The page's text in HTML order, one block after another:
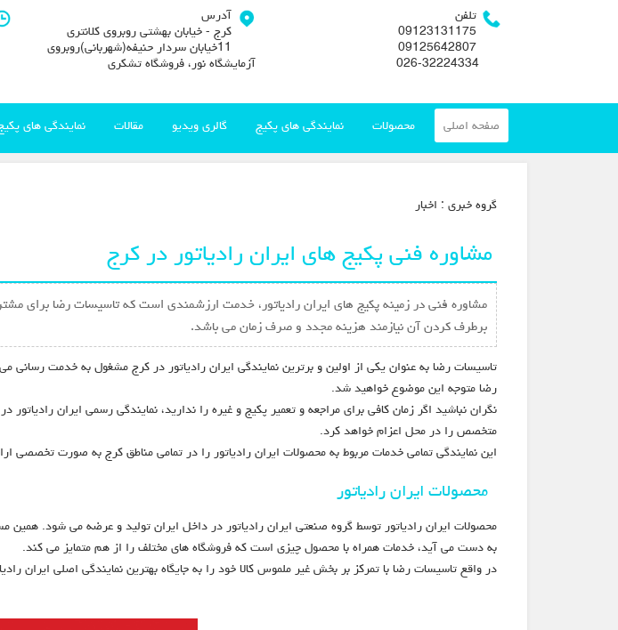
تلفن
09123131175
09125642807
آدرس
کرج - خیابان بهشتی روبروی کلانتری
11خیابان سردار حنیفه(شهربانی)روبروی
آزمایشگاه نور، فروشگاه تشکری
صفحه اصلی محصولات نمایندگی های پکیج گالری ویدیو مقالات نمایندگی های
گروه خبري : اخبار
مشاوره فنی پکیج های ایران رادیاتور در کرج
مشاوره فنی در زمینه پکیج های ایران رادیاتور، خدمت ارزشمندی است که تاسیسات رضا برای
برطرف کردن آن نیازمند هزینه مجدد و صرف زمان می باشد.
تاسیسات رضا به عنوان یکی از اولین و برترین نمایندگی ایران رادیاتور در کرج مشغول به خدمت رسانی
رضا متوجه این موضوع خواهید شد.
نگران نباشید اگر زمان کافی برای مراجعه و تعمیر پکیج و غیره را ندارید، نمایندگی رسمی ایران
متخصص را در محل اعزام خواهد کرد.
این نمایندگی تمامی خدمات مربوط به محصولات ایران رادیاتور را در تمامی مناطق کرج به صورت تخصصی
محصولات ایران رادیاتور
محصولات ایران رادیاتور توسط گروه صنعتی ایران رادیاتور در داخل ایران تولید و عرضه می شود.
به دست می آید، خدمات همراه با محصول چیزی است که فروشگاه های مختلف را از هم متمایز می کند.
در واقع تاسیسات رضا با تمرکز بر بخش غیر ملموس کالا خود را به جایگاه بهترین نمایندگی اصلی ایران